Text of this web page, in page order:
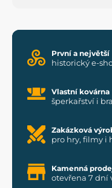
První a největší
historický e-
Vlastní kovárna
šperkařství i
Zakázková
pro hry, filmy i
Kamenná
otevřena 7 dní